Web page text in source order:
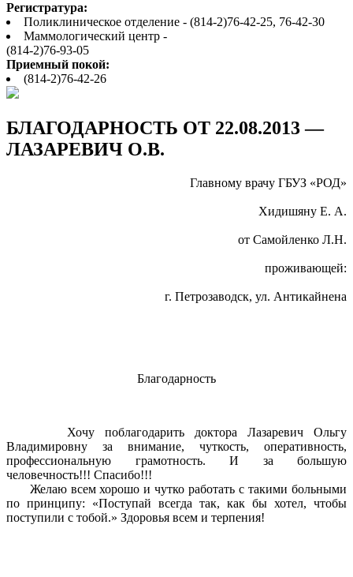
Регистратура:
Поликлиническое отделение - (814-2)76-42-25, 76-42-30
Маммологический центр -
(814-2)76-93-05
Приемный покой:
(814-2)76-42-26
БЛАГОДАРНОСТЬ ОТ 22.08.2013 —
ЛАЗАРЕВИЧ О.В.
Главному врачу ГБУЗ «РОД»
Хидишяну Е. А.
от Самойленко Л.Н.
проживающей:
г. Петрозаводск, ул. Антикайнена
Благодарность
Хочу поблагодарить доктора Лазаревич Ольгу
Владимировну за внимание, чуткость, оперативность,
профессиональную грамотность. И за большую
человечность!!! Спасибо!!!
Желаю всем хорошо и чутко работать с такими больными
по принципу: «Поступай всегда так, как бы хотел, чтобы
поступили с тобой.» Здоровья всем и терпения!